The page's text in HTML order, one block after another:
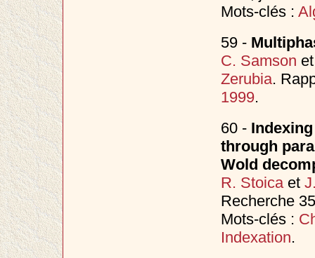
Mots-clés :
59 -
C. Samson
Zerubia.
1999.
60 -
through
Wold
R. Stoicaet
Recherche
Mots-clés :
Indexation.